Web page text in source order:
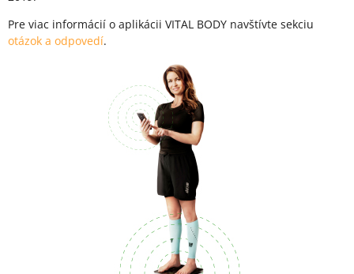
Pre viac informácií o aplikácii VITAL BODY navštívte sekciu
otázok a odpovedí.